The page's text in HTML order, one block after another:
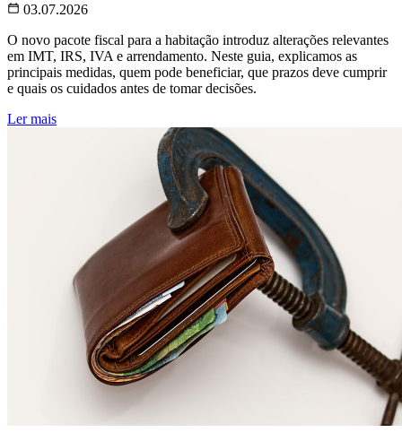
03.07.2026
O novo pacote fiscal para a habitação introduz alterações relevantes
em IMT, IRS, IVA e arrendamento. Neste guia, explicamos as
principais medidas, quem pode beneficiar, que prazos deve cumprir
e quais os cuidados antes de tomar decisões.
Ler mais